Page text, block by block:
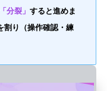
分裂」すると進めま
割り（操作確認・練